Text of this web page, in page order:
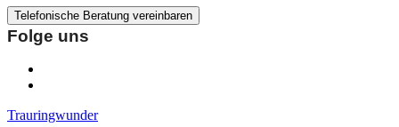
Telefonische Beratung vereinbaren
Folge uns
Trauringwunder